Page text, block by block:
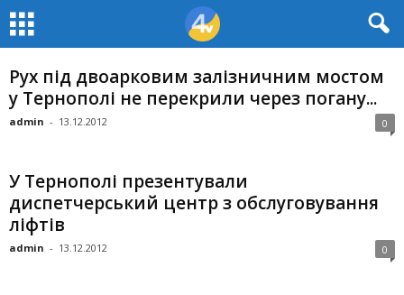
Рух під двоарковим залізничним мостом
у Тернополі не перекрили через погану...
admin - 13.12.2012 0
У Тернополі презентували
диспетчерський центр з обслуговування
ліфтів
admin - 13.12.2012 0